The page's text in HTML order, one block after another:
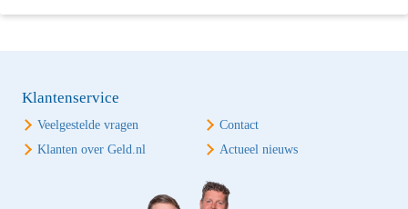
Klantenservice
Veelgestelde vragen
Contact
Klanten over Geld.nl
Actueel nieuws